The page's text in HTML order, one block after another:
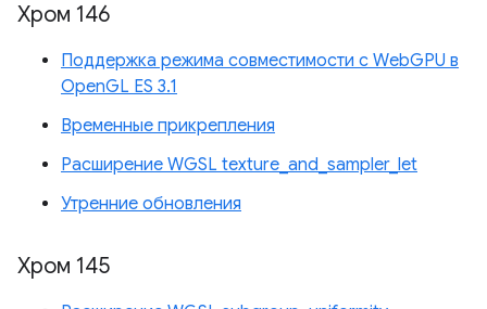
Хром 146
Поддержка режима совместимости с WebGPU в
OpenGL ES 3.1
Временные прикрепления
Расширение WGSL texture_and_sampler_let
Утренние обновления
Хром 145